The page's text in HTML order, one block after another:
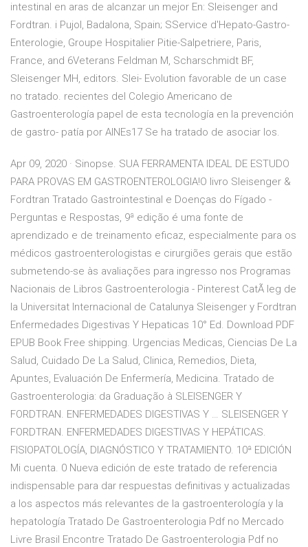
intestinal en aras de alcanzar un mejor En: Sleisenger and
Fordtran. i Pujol, Badalona, Spain; SService d'Hepato-Gastro-
Enterologie, Groupe Hospitalier Pitie-Salpetriere, Paris,
France, and 6Veterans Feldman M, Scharschmidt BF,
Sleisenger MH, editors. Slei- Evolution favorable de un case
no tratado. recientes del Colegio Americano de
Gastroenterología papel de esta tecnología en la prevención
de gastro- patía por AINEs17 Se ha tratado de asociar los.
Apr 09, 2020 · Sinopse. SUA FERRAMENTA IDEAL DE ESTUDO
PARA PROVAS EM GASTROENTEROLOGIA!O livro Sleisenger &
Fordtran Tratado Gastrointestinal e Doenças do Fígado -
Perguntas e Respostas, 9ª edição é uma fonte de
aprendizado e de treinamento eficaz, especialmente para os
médicos gastroenterologistas e cirurgiões gerais que estão
submetendo-se às avaliações para ingresso nos Programas
Nacionais de Libros Gastroenterologia - Pinterest CatÃ leg de
la Universitat Internacional de Catalunya Sleisenger y Fordtran
Enfermedades Digestivas Y Hepaticas 10° Ed. Download PDF
EPUB Book Free shipping. Urgencias Medicas, Ciencias De La
Salud, Cuidado De La Salud, Clinica, Remedios, Dieta,
Apuntes, Evaluación De Enfermería, Medicina. Tratado de
Gastroenterologia: da Graduação à SLEISENGER Y
FORDTRAN. ENFERMEDADES DIGESTIVAS Y … SLEISENGER Y
FORDTRAN. ENFERMEDADES DIGESTIVAS Y HEPÁTICAS.
FISIOPATOLOGÍA, DIAGNÓSTICO Y TRATAMIENTO. 10ª EDICIÓN
Mi cuenta. 0 Nueva edición de este tratado de referencia
indispensable para dar respuestas definitivas y actualizadas
a los aspectos más relevantes de la gastroenterología y la
hepatología Tratado De Gastroenterologia Pdf no Mercado
Livre Brasil Encontre Tratado De Gastroenterologia Pdf no